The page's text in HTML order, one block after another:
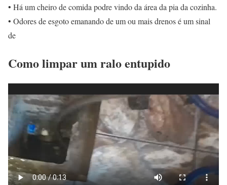
• Há um cheiro de comida podre vindo da área da pia da cozinha.
• Odores de esgoto emanando de um ou mais drenos é um sinal
de
Como limpar um ralo entupido